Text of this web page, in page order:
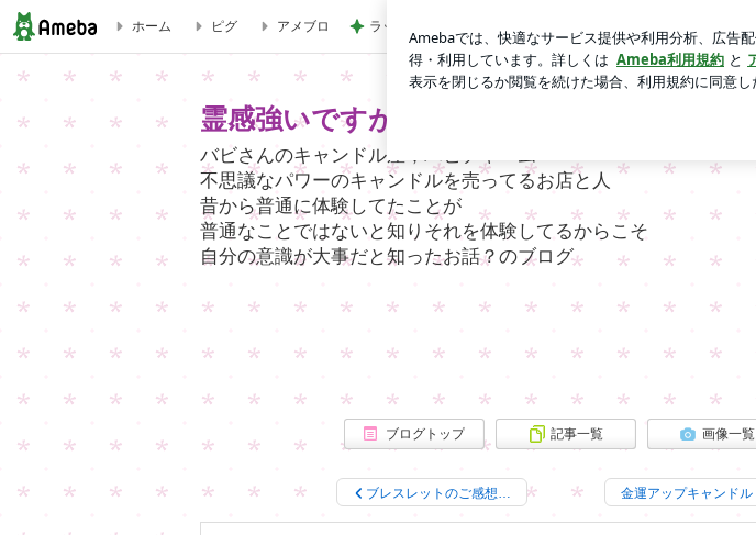
愛のキャンドル | 霊感強いですが、至って普通です。
ホーム ピグ アメブロ ラックに納豆まで飾ってみた結果
霊感強いですが、至って普通です。
バビさんのキャンドル屋；バビチャーム
不思議なパワーのキャンドルを売ってるお店と人
昔から普通に体験してたことが
普通なことではないと知りそれを体験してるからこそ
自分の意識が大事だと知ったお話？のブログ
ブログトップ 記事一覧 画像一覧
ブレスレットのご感想… 金運アップキャンドル